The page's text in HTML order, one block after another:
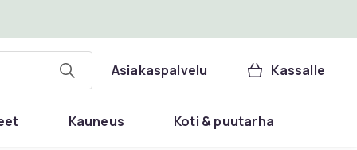
Asiakaspalvelu Kassalle
Kauneus Koti & puutarha